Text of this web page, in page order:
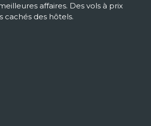
affaires. Des vols à prix
cachés des hôtels.